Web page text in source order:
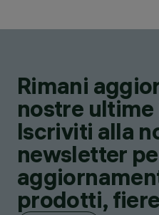
Rimani
nostre
Iscriviti alla
newsletter
prodotti,